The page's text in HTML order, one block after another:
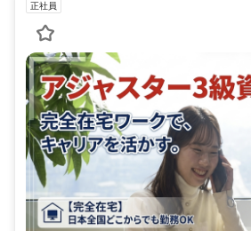
正社員